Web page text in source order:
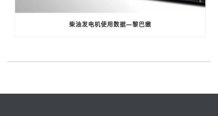
柴油发电机使用数据—黎巴嫩